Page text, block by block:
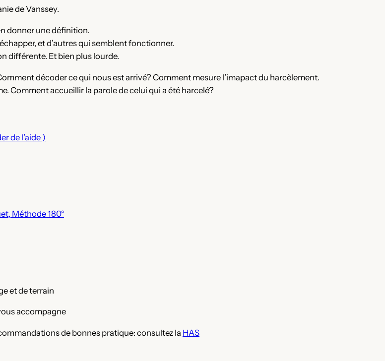
de Vanssey.
donner une définition.
et d’autres qui semblent fonctionner.
différente. Et bien plus lourde.
décoder ce qui nous est arrivé? Comment mesure l’imapact du harcèlement.
Comment accueillir la parole de celui qui a été harcelé?
de l’aide )
Méthode 180°
et de terrain
accompagne
de bonnes pratique: consultez la HAS